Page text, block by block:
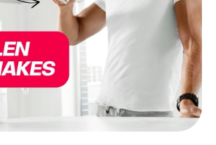
Gadgets & Tech
Top 5 van Valerie
Health & Beauty
Huis & Tuin
Nieuws & Media